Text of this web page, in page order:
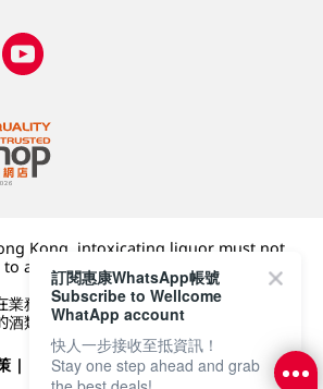
Kong, intoxicating liquor must not
a minor (under 18) in the course of
務過程中，向未成年人 (18 歲以下人士)
酒類。
| DFI零售集團
訂閱惠康WhatsApp帳號
Subscribe to Wellcome
WhatApp account
快人一步接收至抵資訊！
Stay one step ahead and grab